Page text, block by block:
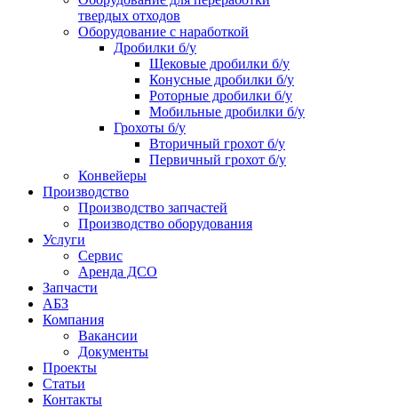
твердых отходов
Оборудование с наработкой
Дробилки б/у
Щековые дробилки б/у
Конусные дробилки б/у
Роторные дробилки б/у
Мобильные дробилки б/у
Грохоты б/у
Вторичный грохот б/у
Первичный грохот б/у
Конвейеры
Производство
Производство запчастей
Производство оборудования
Услуги
Сервис
Аренда ДСО
Запчасти
АБЗ
Компания
Вакансии
Документы
Проекты
Статьи
Контакты